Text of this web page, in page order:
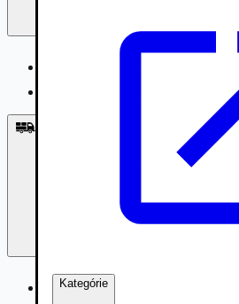
Kategórie
Nákladné vozidlá 3,5 - 7,5t